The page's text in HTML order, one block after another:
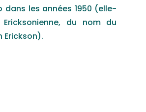
dans les années 1950 (elle-
du nom du
Erickson).